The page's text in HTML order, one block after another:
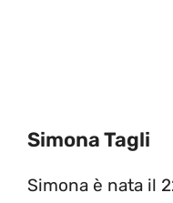
Simona Tagli
Simona è nata il